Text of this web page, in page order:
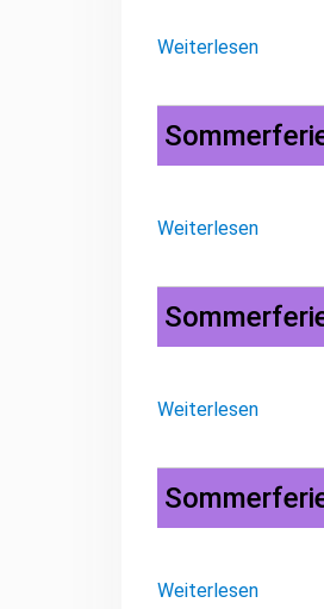
Weiterlesen
Weiterlesen
Weiterlesen
Weiterlesen